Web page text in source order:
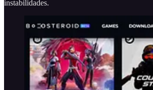
instabilidades.